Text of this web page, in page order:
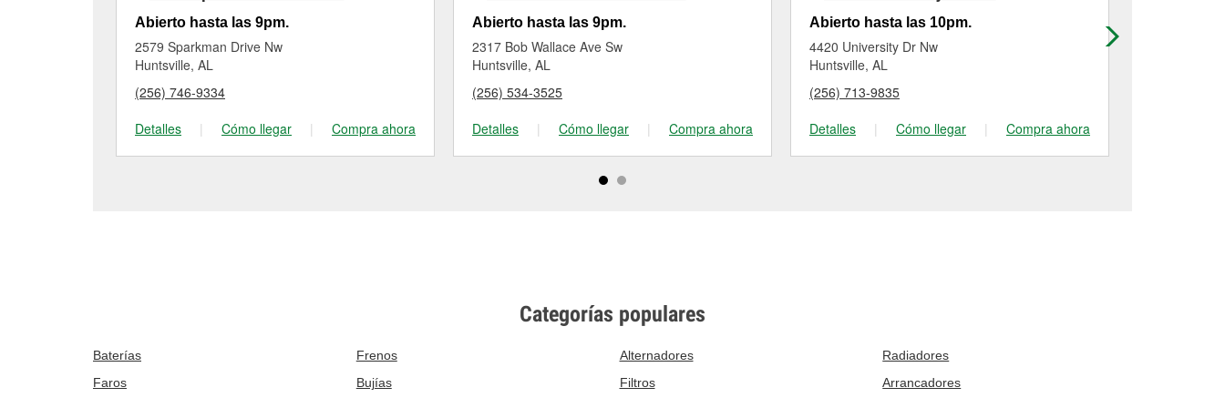
Abierto hasta las 9pm.
2579 Sparkman Drive Nw
Huntsville, AL
(256) 746-9334
Detalles
| Cómo llegar | Compra ahora
Abierto hasta las 9pm.
2317 Bob Wallace Ave Sw
Huntsville, AL
(256) 534-3525
Detalles
| Cómo llegar | Compra ahora
Abierto hasta las 10pm.
4420 University Dr Nw
Huntsville, AL
(256) 713-9835
Detalles
| Cómo llegar | Compra ahora
Categorías populares
Baterías Frenos Alternadores
Radiadores
Faros
Bujías Filtros Arrancadores